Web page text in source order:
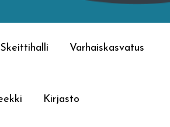
Skeittihalli Varhaiskasvatus
Kirjasto